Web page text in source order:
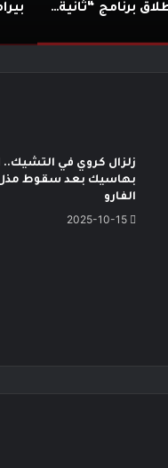
إطلاق برنامج “ثانية بس”.. حكايات مؤمن الجندي من كواليس الرحلة
زلزال كروي في التشيك..
بهاسيك بعد سقوط مذل
الفارو
2025-10-15